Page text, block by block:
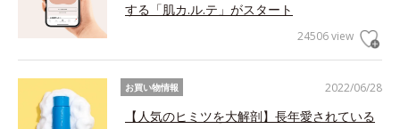
する「肌カ.ル.テ」がスタート
24506 view
2022/06/28
お買い物情報
【人気のヒミツを大解剖】長年愛されている